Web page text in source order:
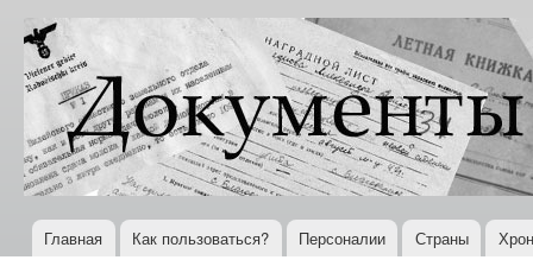
Документы
XX века
Всемирная
история в
Интернете
Главное меню
Главная Как пользоваться? Персоналии Страны